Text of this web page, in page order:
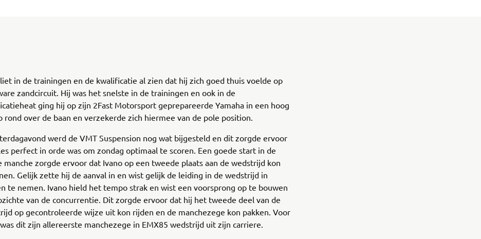
in de trainingen en de kwalificatie al zien dat hij zich goed thuis voelde op
zandcircuit. Hij was het snelste in de trainingen en ook in de
ging hij op zijn 2Fast Motorsport geprepareerde Yamaha in een hoog
rond over de baan en verzekerde zich hiermee van de pole position.
werd de VMT Suspension nog wat bijgesteld en dit zorgde ervoor
perfect in orde was om zondag optimaal te scoren. Een goede start in de
manche zorgde ervoor dat Ivano op een tweede plaats aan de wedstrijd kon
Gelijk zette hij de aanval in en wist gelijk de leiding in de wedstrijd in
te nemen. Ivano hield het tempo strak en wist een voorsprong op te bouwen
van de concurrentie. Dit zorgde ervoor dat hij het tweede deel van de
op gecontroleerde wijze uit kon rijden en de manchezege kon pakken. Voor
dit zijn allereerste manchezege in EMX85 wedstrijd uit zijn carriere.